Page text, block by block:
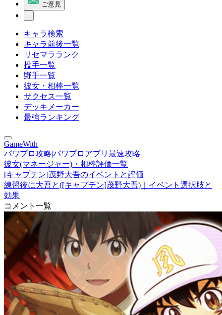
ご意見
キャラ検索
キャラ前後一覧
リセマラランク
投手一覧
野手一覧
彼女・相棒一覧
サクセス一覧
デッキメーカー
最強ランキング
GameWith
パワプロ攻略|パワプロアプリ最速攻略
彼女(マネージャー)・相棒評価一覧
[キャプテン]茂野大吾のイベントと評価
練習後に大吾と([キャプテン]茂野大吾)｜イベント選択肢と
効果
コメント一覧